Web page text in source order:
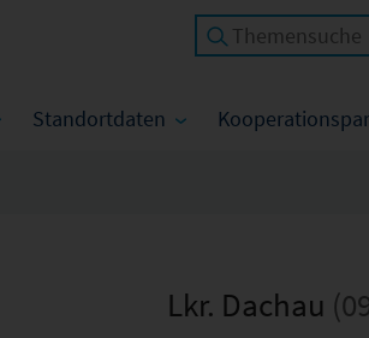
Standortdaten
Lkr. Dachau